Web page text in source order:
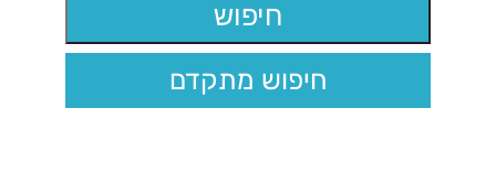
חיפוש מתקדם